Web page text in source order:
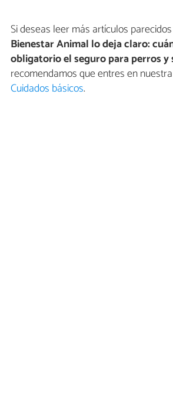
Si deseas leer más artículos
Bienestar Animal lo deja claro:
obligatorio el seguro para perros y
recomendamos que entres en
Cuidados básicos.